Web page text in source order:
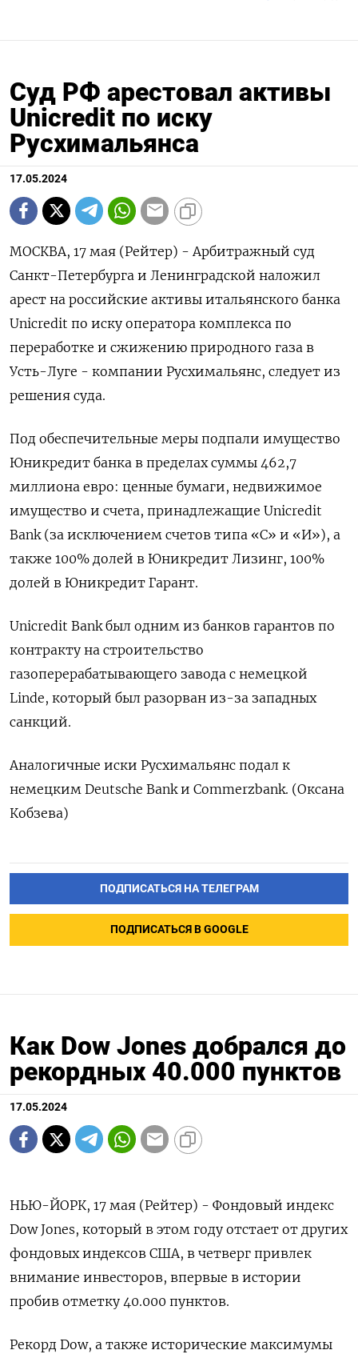
Суд РФ арестовал активы
Unicredit по иску
Русхимальянса
17.05.2024
МОСКВА, 17 мая (Рейтер) - Арбитражный суд
Санкт-Петербурга и Ленинградской наложил
арест на российские активы итальянского банка
Unicredit по иску оператора комплекса по
переработке и сжижению природного газа в
Усть-Луге - компании Русхимальянс, следует из
решения суда.
Под обеспечительные меры подпали имущество
Юникредит банка в пределах суммы 462,7
миллиона евро: ценные бумаги, недвижимое
имущество и счета, принадлежащие Uniсredit
Bank (за исключением счетов типа «С» и «И»), а
также 100% долей в Юникредит Лизинг, 100%
долей в Юникредит Гарант.
Unicredit Bank был одним из банков гарантов по
контракту на строительство
газоперерабатывающего завода с немецкой
Linde, который был разорван из-за западных
санкций.
Аналогичные иски Русхимальянс подал к
немецким Deutsche Bank и Commerzbank. (Оксана
Кобзева)
ПОДПИСАТЬСЯ НА ТЕЛЕГРАМ
ПОДПИСАТЬСЯ В GOOGLE
Как Dow Jones добрался до
рекордных 40.000 пунктов
17.05.2024
НЬЮ-ЙОРК, 17 мая (Рейтер) - Фондовый индекс
Dow Jones, который в этом году отстает от других
фондовых индексов США, в четверг привлек
внимание инвесторов, впервые в истории
пробив отметку 40.000 пунктов.
Рекорд Dow, а также исторические максимумы